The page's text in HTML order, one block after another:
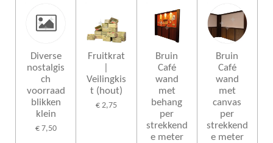
Diverse
nostalgis
ch
voorraad
blikken
klein
€ 7,50
Fruitkrat
Veilingkis
t (hout)
€ 2,75
Bruin
Café
wand
met
behang
per
strekkend
e meter
Bruin
Café
wand
met
canvas
per
strekkend
e meter